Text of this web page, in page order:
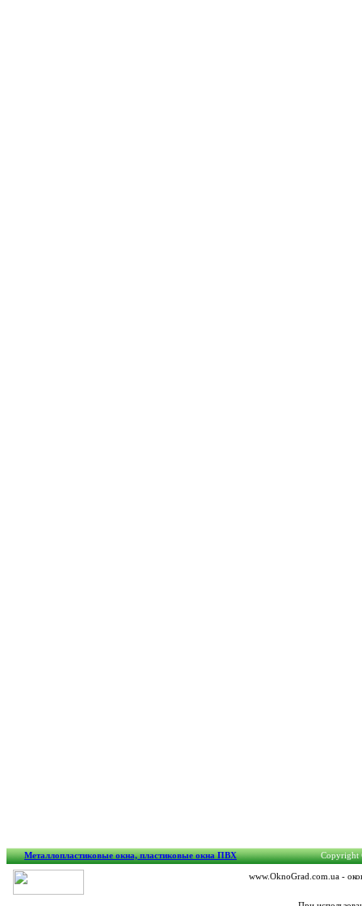
Металлопластиковые окна, пластиковые окна ПВХ Copyright
www.OknoGrad.com.ua -